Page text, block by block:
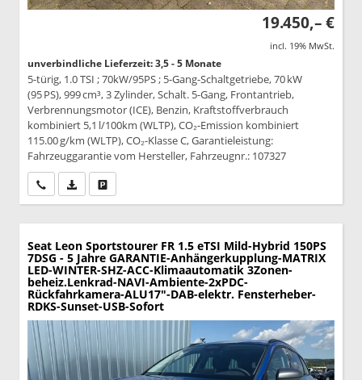
19.450,– €
incl. 19% MwSt.
unverbindliche Lieferzeit: 3,5 - 5 Monate
5-türig, 1.0 TSI ; 70kW/95PS ; 5-Gang-Schaltgetriebe, 70 kW
(95 PS), 999 cm³, 3 Zylinder, Schalt. 5-Gang, Frontantrieb,
Verbrennungsmotor (ICE), Benzin, Kraftstoffverbrauch
kombiniert 5,1 l/100km (WLTP), CO₂-Emission kombiniert
115.00 g/km (WLTP), CO₂-Klasse C, Garantieleistung:
Fahrzeuggarantie vom Hersteller, Fahrzeugnr.: 107327
Wir rufen Sie anPDF-Datei, Fahrzeugexposé drucken
Seat Leon Sportstourer FR 1.5 eTSI Mild-Hybrid 150PS
7DSG - 5 Jahre GARANTIE-Anhängerkupplung-MATRIX
LED-WINTER-SHZ-ACC-Klimaautomatik 3Zonen-
beheiz.Lenkrad-NAVI-Ambiente-2xPDC-
Rückfahrkamera-ALU17"-DAB-elektr. Fensterheber-
RDKS-Sunset-USB-Sofort